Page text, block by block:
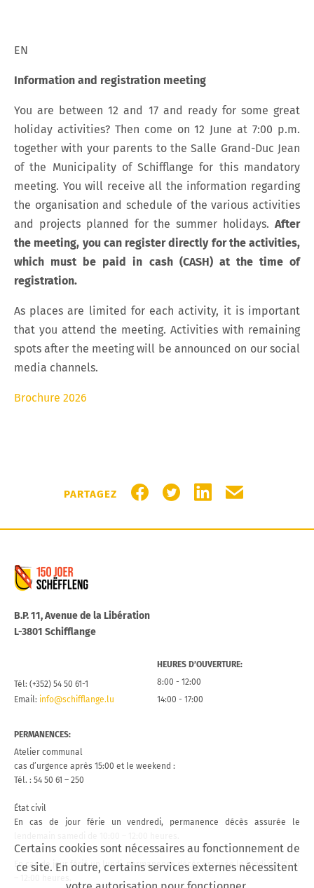
EN
Information and registration meeting
You are between 12 and 17 and ready for some great
holiday activities? Then come on 12 June at 7:00 p.m.
together with your parents to the Salle Grand-Duc Jean
of the Municipality of Schifflange for this mandatory
meeting. You will receive all the information regarding
the organisation and schedule of the various activities
and projects planned for the summer holidays. After
the meeting, you can register directly for the activities,
which must be paid in cash (CASH) at the time of
registration.
As places are limited for each activity, it is important
that you attend the meeting. Activities with remaining
spots after the meeting will be announced on our social
media channels.
Brochure 2026
PARTAGEZ
PARTAGER SUR FACEBOOK
PARTAGER SUR TWITTER
PARTAGER SUR
PARTAGER
B.P. 11, Avenue de la Libération
L-3801 Schifflange
Tél: (+352) 54 50 61-1
Email: info@schifflange.lu
HEURES D’OUVERTURE:
8:00 - 12:00
14:00 - 17:00
PERMANENCES:
Atelier communal
cas d’urgence après 15:00 et le weekend :
Tél. : 54 50 61 – 250
État civil
En cas de jour férie un vendredi, permanence décès assurée le
En cas de jour férié un lundi, permanence décès assurée le lundi de 10:00
Certains cookies sont nécessaires au fonctionnement de
ce site. En outre, certains services externes nécessitent